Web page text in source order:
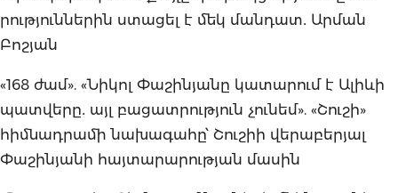
րություններին ստացել է մեկ մանդատ․ Արման
Բոշյան
«168 ժամ». «Նիկոլ Փաշինյանը կատարում է Ալիևի
պատվերը․ այլ բացատրություն չունեմ». «Շուշի»
հիմնադրամի նախագահը՝ Շուշիի վերաբերյալ
Փաշինյանի հայտարարության մասին